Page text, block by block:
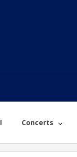
Concerts